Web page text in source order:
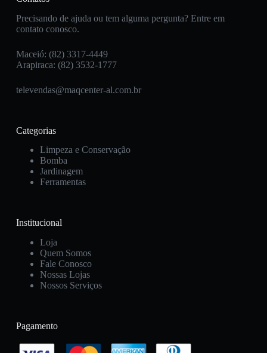
Precisando de ajuda ou tem alguma pergunta? Entre em
contato conosco.
Maceió: (82) 3317-4449
Arapiraca: (82) 3532-1777
televendas@maqcenter-al.com.br
Categorias
Limpeza e Conservação
Bomba
Jardinagem
Ferramentas
Institucional
Loja
Quem Somos
Fale Conosco
Nossas Lojas
Nossos Serviços
Pagamento